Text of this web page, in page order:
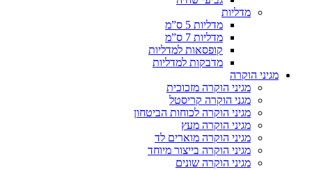
מדליות
מדליות 5 ס”מ
מדליות 7 ס”מ
קופסאות למדליות
מדבקות למדליות
מגיני הוקרה
מגיני הוקרה מזכוכית
מגני הוקרה קריסטל
מגיני הוקרה לכוחות הביטחון
מגיני הוקרה מעץ
מגיני הוקרה מוארים לד
מגיני הוקרה בייצור מיוחד
מגיני הוקרה שונים